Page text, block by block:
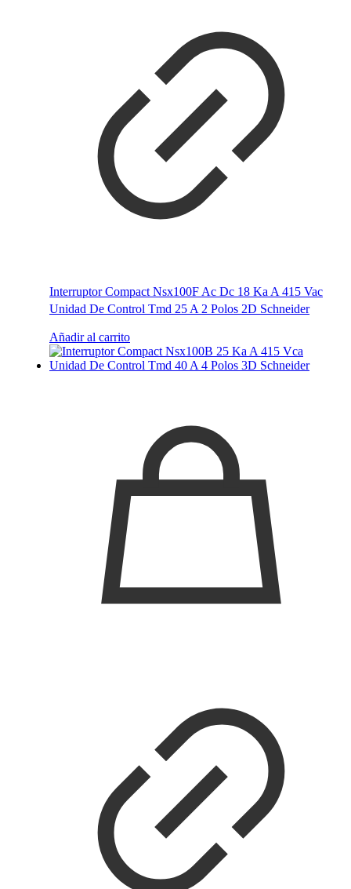
Interruptor Compact Nsx100F Ac Dc 18 Ka A 415 Vac
Unidad De Control Tmd 25 A 2 Polos 2D Schneider
Añadir al carrito